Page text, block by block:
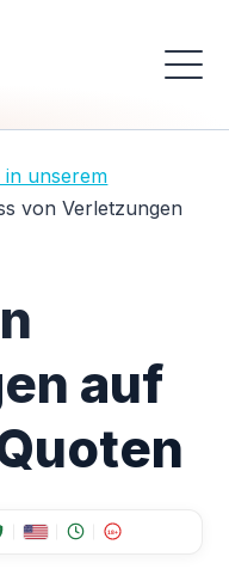
in unserem
von Verletzungen
auf
18+